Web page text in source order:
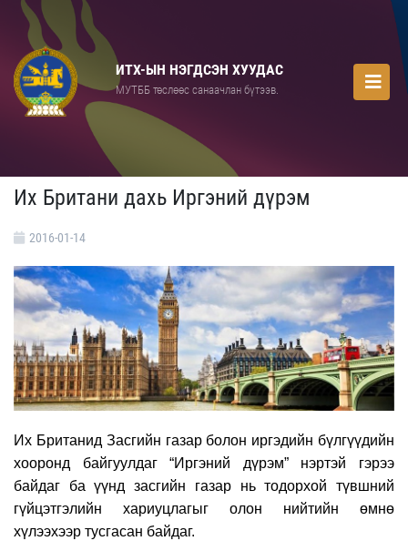
ИТХ-ЫН НЭГДСЭН ХУУДАС
МУТББ төслөөс санаачлан бүтээв.
Их Британи дахь Иргэний дүрэм
2016-01-14
Их Британид Засгийн газар болон иргэдийн бүлгүүдийн
хооронд байгуулдаг “Иргэний дүрэм” нэртэй гэрээ
байдаг ба үүнд засгийн газар нь тодорхой түвшний
гүйцэтгэлийн хариуцлагыг олон нийтийн өмнө
хүлээхээр тусгасан байдаг.